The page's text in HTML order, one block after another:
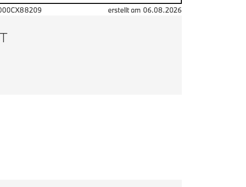
erstellt am 06.08.2026